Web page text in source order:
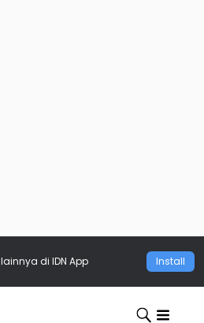
lainnya di IDN App Install